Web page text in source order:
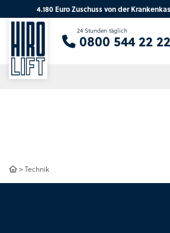
>Technik
4.180 Euro Zuschuss von der
24 Stunden täglich
0800 544 22 22
Sie
Ihre PLZ